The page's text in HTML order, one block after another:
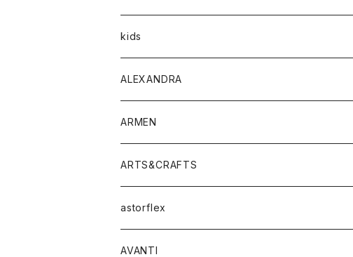
トップス
Tシャツ
シャツ
ボトムス
アウター
トップス
Tシャツ・カットソー
シャツ・ブラウス
ボトムス
パンツ
スカート
ワンピース・オールインワン
バッグ
シューズ
kids
ALEXANDRA
ARMEN
アウター
コート
ジャケット
トップス
ベスト
ワンピース
ARTS&CRAFTS
アクセサリー
ウォレット
astorflex
グッズ
AVANTI